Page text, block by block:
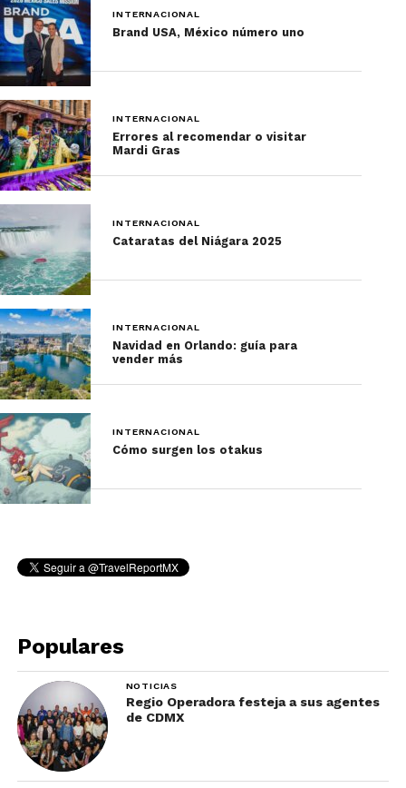
INTERNACIONAL
Brand USA, México número uno
INTERNACIONAL
Errores al recomendar o visitar
Mardi Gras
INTERNACIONAL
Cataratas del Niágara 2025
INTERNACIONAL
Navidad en Orlando: guía para
vender más
INTERNACIONAL
Cómo surgen los otakus
Populares
NOTICIAS
Regio Operadora festeja a sus agentes
de CDMX